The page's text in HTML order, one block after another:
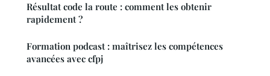
Résultat code la route : comment les obtenir
rapidement ?
Formation podcast : maîtrisez les compétences
avancées avec cfpj